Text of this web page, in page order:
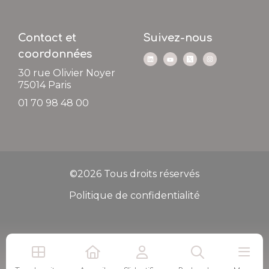
Contact et
coordonnées
30 rue Olivier Noyer
75014 Paris
01 70 98 48 00
Suivez-nous
©2026 Tous droits réservés
Politique de confidentialité